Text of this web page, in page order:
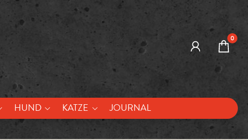
0
HUND KATZE JOURNAL